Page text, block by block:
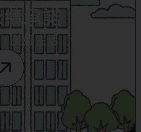
承諾
美好生活